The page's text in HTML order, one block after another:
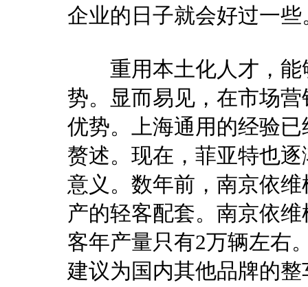
企业的日子就会好过一些
重用本土化人才，能
势。显而易见，在市场
优势。上海通用的经验
赘述。现在，菲亚特也
意义。数年前，南京依
产的轻客配套。南京依
客年产量只有2万辆左右
建议为国内其他品牌的